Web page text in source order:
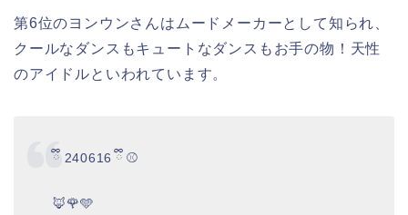
第6位のヨンウンさんはムードメーカーとして知られ、
クールなダンスもキュートなダンスもお手の物！天性
のアイドルといわれています。
ྀི 240616 ྀི ⚾️
🦊🌹🩵